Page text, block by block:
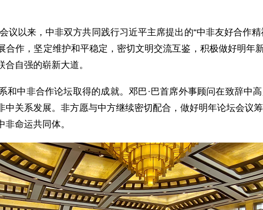
议以来，中非双方共同践行习近平主席提出的“中非友好合作
合作，坚定维护和平稳定，密切文明交流互鉴，积极做好明年
合自强的崭新大道。
和中非合作论坛取得的成就。邓巴·巴首席外事顾问在致辞中
关系发展。非方愿与中方继续密切配合，做好明年论坛会议
命运共同体。